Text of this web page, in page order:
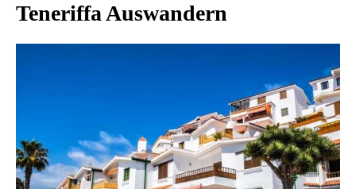
Teneriffa Auswandern